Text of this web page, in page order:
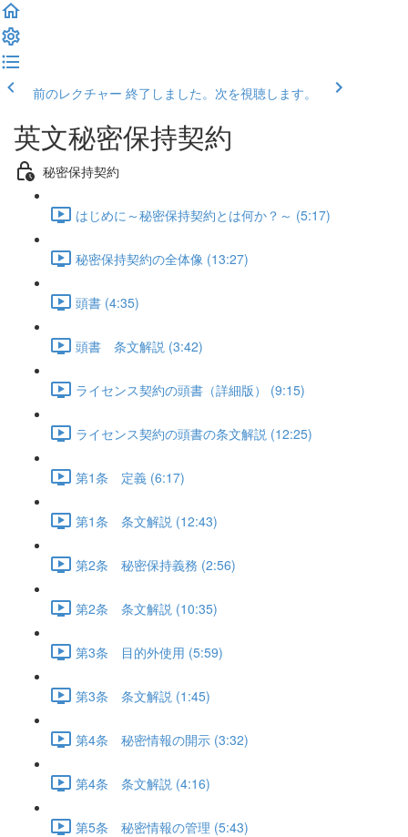
前のレクチャー 終了しました。次を視聴します。
英文秘密保持契約
秘密保持契約
はじめに～秘密保持契約とは何か？～ (5:17)
秘密保持契約の全体像 (13:27)
頭書 (4:35)
頭書 条文解説 (3:42)
ライセンス契約の頭書（詳細版） (9:15)
ライセンス契約の頭書の条文解説 (12:25)
第1条 定義 (6:17)
第1条 条文解説 (12:43)
第2条 秘密保持義務 (2:56)
第2条 条文解説 (10:35)
第3条 目的外使用 (5:59)
第3条 条文解説 (1:45)
第4条 秘密情報の開示 (3:32)
第4条 条文解説 (4:16)
第5条 秘密情報の管理 (5:43)